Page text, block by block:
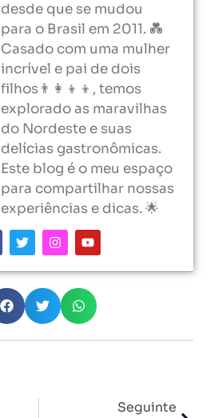
desde que se mudou
para o Brasil em 2011. 💑
Casado com uma mulher
incrível e pai de dois
filhos👨‍👩‍👦‍👦, temos
explorado as maravilhas
do Nordeste e suas
delícias gastronômicas.
Este blog é o meu espaço
para compartilhar nossas
experiências e dicas. 🌟
Seguinte